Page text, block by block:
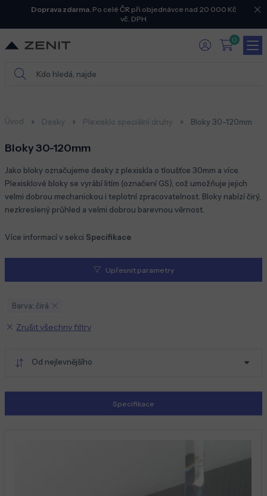
Doprava zdarma.Po celé ČR při objednávce nad 20 000 Kč
vč. DPH
0
Úvod Desky Plexisklo speciální druhy Bloky 30-120mm
Bloky 30-120mm
Jako bloky označujeme desky z plexiskla o tloušťce 30mm a více.
Plexisklové bloky se vyrábí litím (označení GS), což umožňuje jejich
velmi dobrou mechanickou i teplotní zpracovatelnost. Bloky nabízí čirý,
nezkreslený průhled a velmi dobrou barevnou věrnost.
Více informací v sekci Specifikace
Upřesnit parametry
Barva: čirá
Zrušit všechny filtry
Od nejlevnějšího
Specifikace